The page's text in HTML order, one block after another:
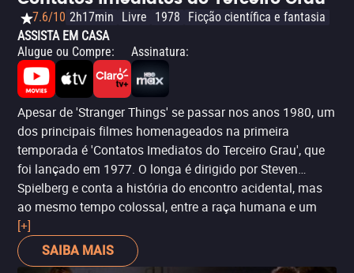
7.6/10 2h17min Livre 1978
Ficção científica e fantasia
ASSISTA EM CASA
Alugue ou Compre: Assinatura:
Apesar de 'Stranger Things' se passar nos anos 1980, um
dos principais filmes homenageados na primeira
temporada é 'Contatos Imediatos do Terceiro Grau', que
foi lançado em 1977. O longa é dirigido por Steven
Spielberg e conta a história do encontro acidental, mas
ao mesmo tempo colossal, entre a raça humana e um
grupo de extraterrestres. Em resumo, ambas as
produções retratam o suspense e o mal-estar de uma
pequena comunidade diante do aparecimento de forças
[+]
SAIBA MAIS